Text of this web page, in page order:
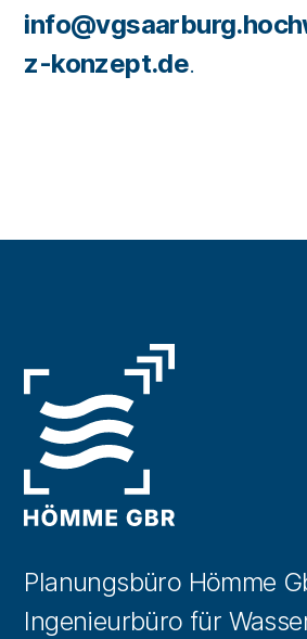
z-konzept.de.
Planungsbüro Hömme
Ingenieurbüro für